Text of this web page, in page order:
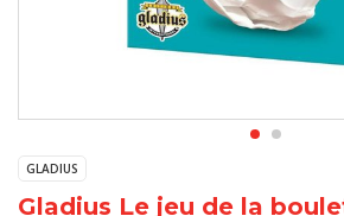
GLADIUS
Gladius Le jeu de la